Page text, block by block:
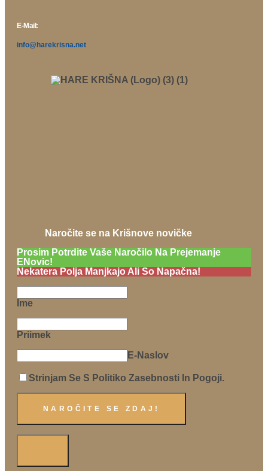
E-Mail:
info@harekrisna.net
Naročite se na Krišnove novičke
Prosim Potrdite Vaše Naročilo Na Prejemanje
ENovic!
Nekatera Polja Manjkajo Ali So Napačna!
Ime
Priimek
E-Naslov
Strinjam Se S Politiko Zasebnosti In Pogoji.